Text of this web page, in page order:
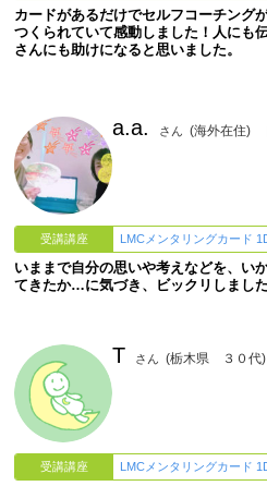
カードがあるだけでセルフコーチング
つくられていて感動しました！人にも
さんにも助けになると思いました。
a.a. さん (海外在住)
受講講座 LMCメンタリングカード
いままで自分の思いや考えなどを、い
てきたか…に気づき、ビックリしました
T さん (栃木県 ３０代)
受講講座 LMCメンタリングカード